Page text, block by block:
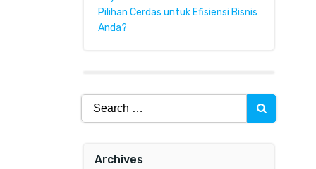
Pilihan Cerdas untuk Efisiensi Bisnis
Anda?
Search
for:
Archives